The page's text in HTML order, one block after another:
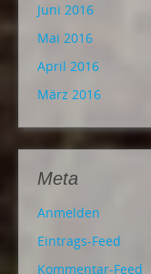
Juni 2016
Mai 2016
April 2016
März 2016
Meta
Anmelden
Eintrags-Feed
Kommentar-Feed